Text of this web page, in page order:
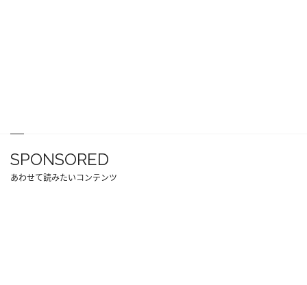
SPONSORED
あわせて読みたいコンテンツ